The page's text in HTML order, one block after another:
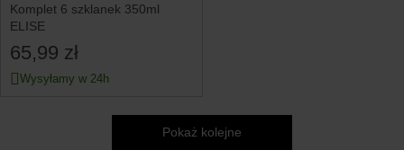
Komplet 6 szklanek 350ml
ELISE
65,99 zł
Wysyłamy w 24h
Pokaż kolejne